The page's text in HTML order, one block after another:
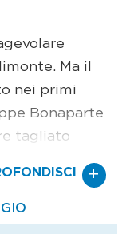
Ma il
nei primi
Bonaparte
tagliato
Proibito+